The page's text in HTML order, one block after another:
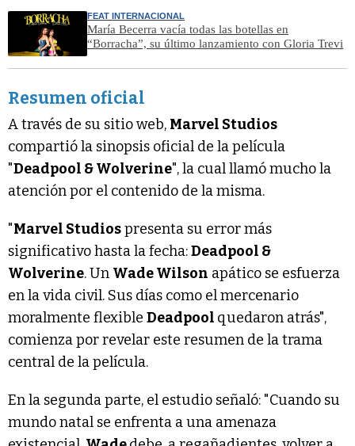
FEAT INTERNACIONAL
María Becerra vacía todas las botellas en
“Borracha”, su último lanzamiento con Gloria Trevi
Resumen oficial
A través de su sitio web, Marvel Studios
compartió la sinopsis oficial de la película
"Deadpool & Wolverine", la cual llamó mucho la
atención por el contenido de la misma.
"Marvel Studiospresenta su error más
significativo hasta la fecha:Deadpool &
Wolverine. Un Wade Wilson apático se esfuerza
en la vida civil. Sus días como el mercenario
moralmente flexible Deadpool quedaron atrás",
comienza por revelar este resumen de la trama
central de la película.
En la segunda parte, el estudio señaló: "Cuando su
mundo natal se enfrenta a una amenaza